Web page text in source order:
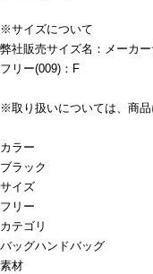
※サイズについて
弊社販売サイズ名：メーカー
フリー(009)：F
※取り扱いについては、商品
カラー
ブラック
サイズ
フリー
カテゴリ
バッグハンドバッグ
素材